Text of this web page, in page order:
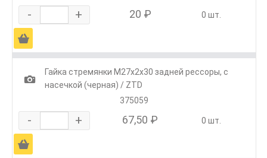
- + 20 ₽ 0 шт.
Ä
1
Гайка стремянки М27х2х30 задней рессоры, с
насечкой (черная) / ZTD
375059
- + 67,50 ₽ 0 шт.
Ä